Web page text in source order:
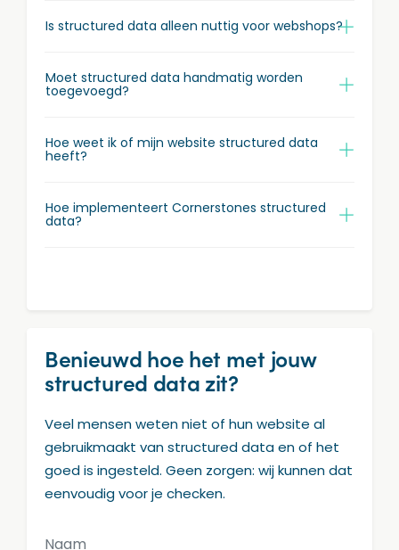
Is structured data alleen nuttig voor webshops?
Moet structured data handmatig worden
toegevoegd?
Hoe weet ik of mijn website structured data
heeft?
Hoe implementeert Cornerstones structured
data?
Benieuwd hoe het met jouw
structured data zit?
Veel mensen weten niet of hun website al
gebruikmaakt van structured data en of het
goed is ingesteld. Geen zorgen: wij kunnen dat
eenvoudig voor je checken.
Naam